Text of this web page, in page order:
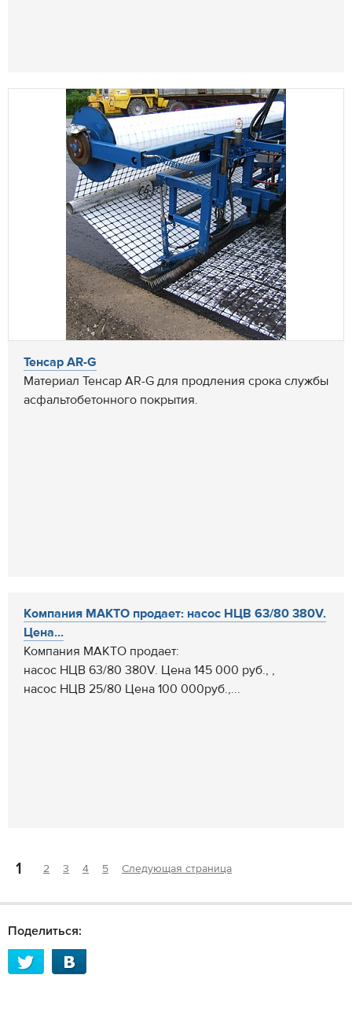
Тенсар AR-G
Материал Тенсар AR-G для продления срока службы
асфальтобетонного покрытия.
Компания МАКТО продает: насос НЦВ 63/80 380V.
Цена...
Компания МАКТО продает:
насос НЦВ 63/80 380V. Цена 145 000 руб., ,
насос НЦВ 25/80 Цена 100 000руб.,...
1 2 3 4 5 Следующая страница
Поделиться: